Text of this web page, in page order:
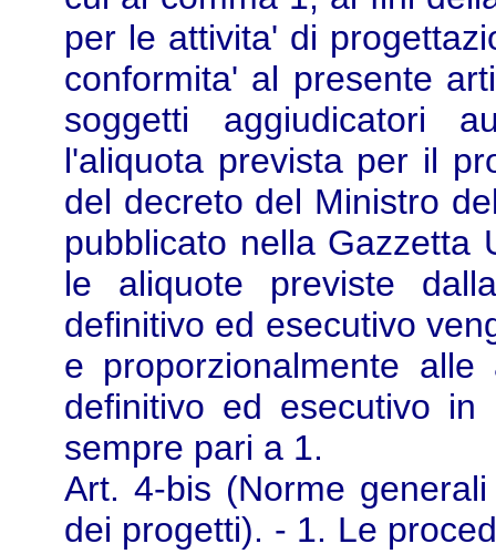
per le attivita' di
conformita' al presente
soggetti aggiudicatori
l'aliquota prevista per il
del decreto del Ministro
pubblicato nella Gazzetta
le aliquote previste
definitivo ed esecutivo
e proporzionalmente
definitivo ed esecutivo
sempre pari a 1.
Art. 4-bis (Norme
dei progetti). - 1. Le